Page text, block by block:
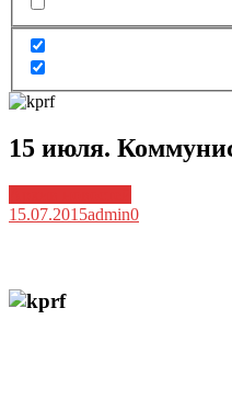
15 июля.
15.07.2015admin0